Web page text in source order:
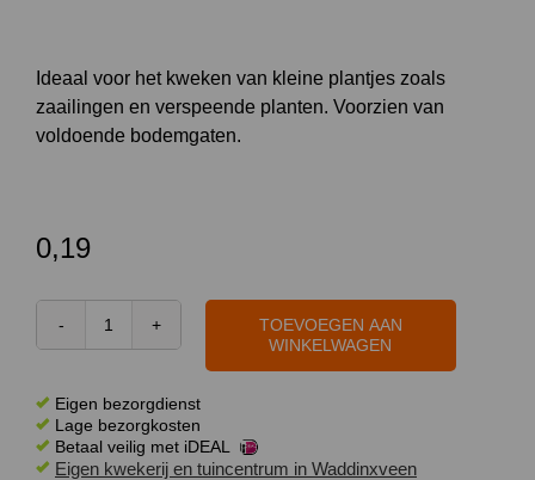
Ideaal voor het kweken van kleine plantjes zoals
zaailingen en verspeende planten. Voorzien van
voldoende bodemgaten.
0,19
Kweekpot
aantal
TOEVOEGEN AAN
WINKELWAGEN
Eigen bezorgdienst
Lage bezorgkosten
Betaal veilig met iDEAL
Eigen kwekerij en tuincentrum in Waddinxveen